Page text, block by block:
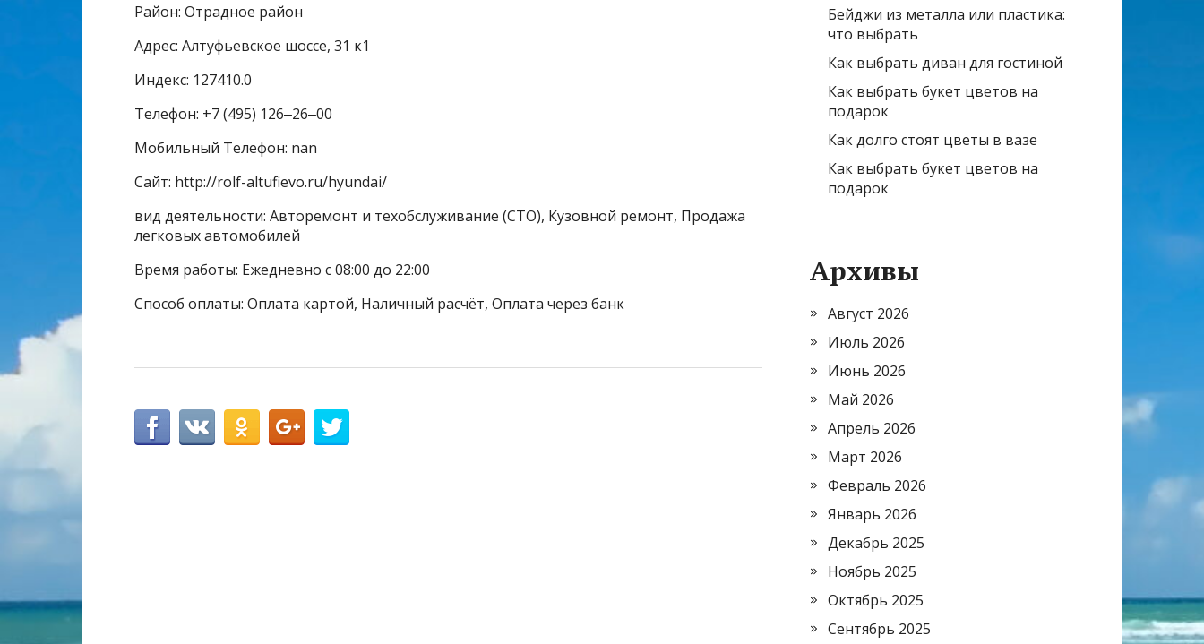
Район: Отрадное район
Адрес: Алтуфьевское шоссе, 31 к1
Индекс: 127410.0
Телефон: +7 (495) 126‒26‒00
Мобильный Телефон: nan
Сайт: http://rolf-altufievo.ru/hyundai/
вид деятельности: Авторемонт и техобслуживание (СТО), Кузовной ремонт, Продажа
легковых автомобилей
Время работы: Ежедневно с 08:00 до 22:00
Способ оплаты: Оплата картой, Наличный расчёт, Оплата через банк
Бейджи из металла или пластика:
что выбрать
Как выбрать диван для гостиной
Как выбрать букет цветов на
подарок
Как долго стоят цветы в вазе
Как выбрать букет цветов на
подарок
Архивы
Август 2026
Июль 2026
Июнь 2026
Май 2026
Апрель 2026
Март 2026
Февраль 2026
Январь 2026
Декабрь 2025
Ноябрь 2025
Октябрь 2025
Сентябрь 2025